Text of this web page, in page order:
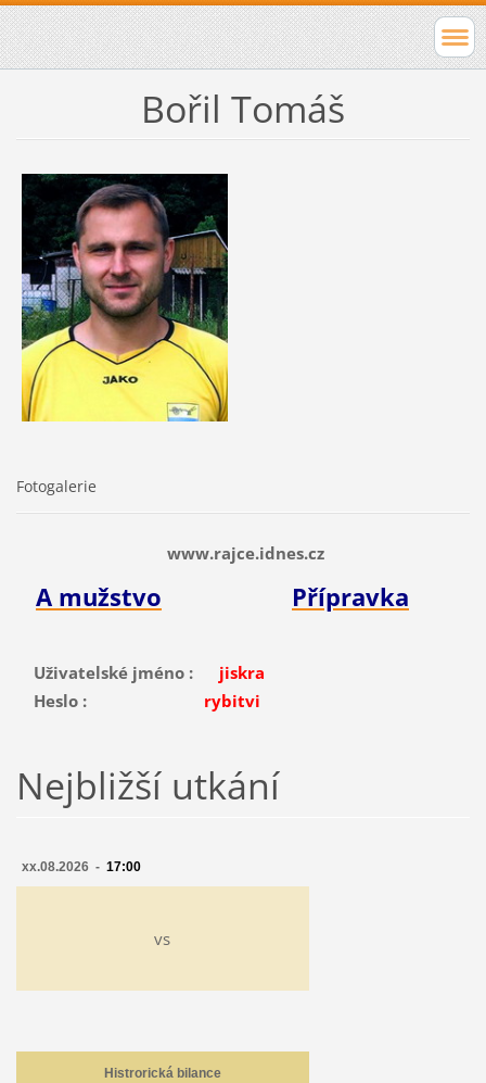
Bořil Tomáš
Fotogalerie
www.rajce.idnes.cz
A mužstvo Přípravka
Uživatelské jméno : jiskra
Heslo : rybitvi
Nejbližší utkání
xx.08.2026 - 17:00
vs
Histrorická bilance